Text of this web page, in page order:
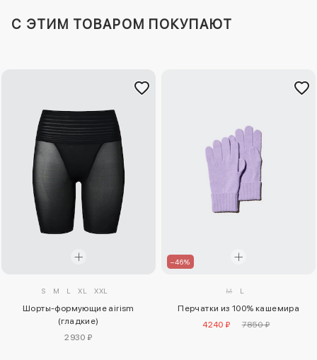
C ЭТИМ ТОВАРОМ ПОКУПАЮТ
S M L XL XXL
Шорты-формующие airism
(гладкие)
2930 ₽
–46%
M L
Перчатки из 100% кашемира
4240 ₽
7850 ₽